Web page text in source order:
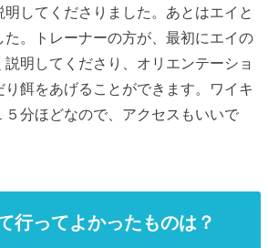
してくださりました。あとはエイと
た。トレーナーの方が、最初にエイの
明してくださり、オリエンテーショ
り餌をあげることができます。ワイキ
５分ほどなので、アクセスもいいで
行ってよかったものは？